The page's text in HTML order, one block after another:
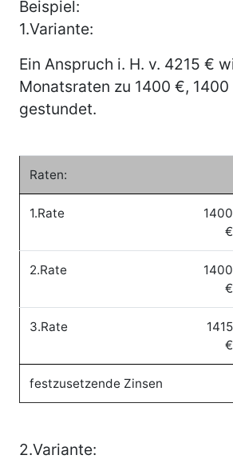
Beispiel:
1.Variante:
Ein Anspruch i. H. v. 4215 €
Monatsraten zu 1400 €,
gestundet.
Raten:
1.Rate
1400
€
2.Rate
1400
€
3.Rate
1415
€
festzusetzende Zinsen
2.Variante: